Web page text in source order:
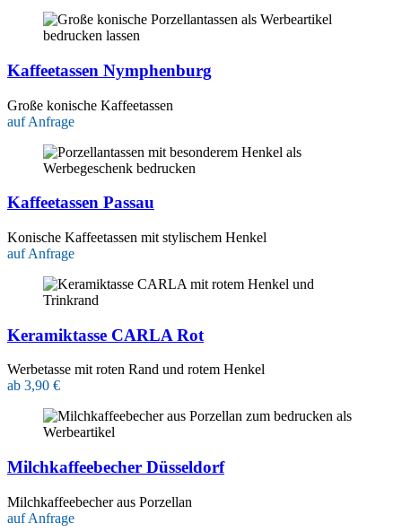
Kaffeetassen Nymphenburg
Große konische Kaffeetassen
auf Anfrage
Kaffeetassen Passau
Konische Kaffeetassen mit stylischem Henkel
auf Anfrage
Keramiktasse CARLA Rot
Werbetasse mit roten Rand und rotem Henkel
ab 3,90 €
Milchkaffeebecher Düsseldorf
Milchkaffeebecher aus Porzellan
auf Anfrage